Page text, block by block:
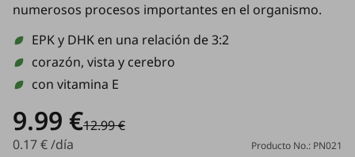
numerosos procesos importantes en el organismo.
EPK y DHK en una relación de 3:2
corazón, vista y cerebro
con vitamina E
9.99 €12.99 €
0.17 € /día
Producto No.: PN021